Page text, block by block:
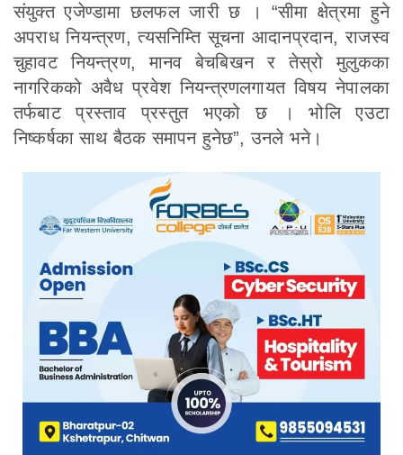
संयुक्त एजेण्डामा छलफल जारी छ । “सीमा क्षेत्रमा हुने
अपराध नियन्त्रण, त्यसनिम्ति सूचना आदानप्रदान, राजस्व
चुहावट नियन्त्रण, मानव बेचबिखन र तेस्रो मुलुकका
नागरिकको अवैध प्रवेश नियन्त्रणलगायत विषय नेपालका
तर्फबाट प्रस्ताव प्रस्तुत भएको छ । भोलि एउटा
निष्कर्षका साथ बैठक समापन हुनेछ”, उनले भने।